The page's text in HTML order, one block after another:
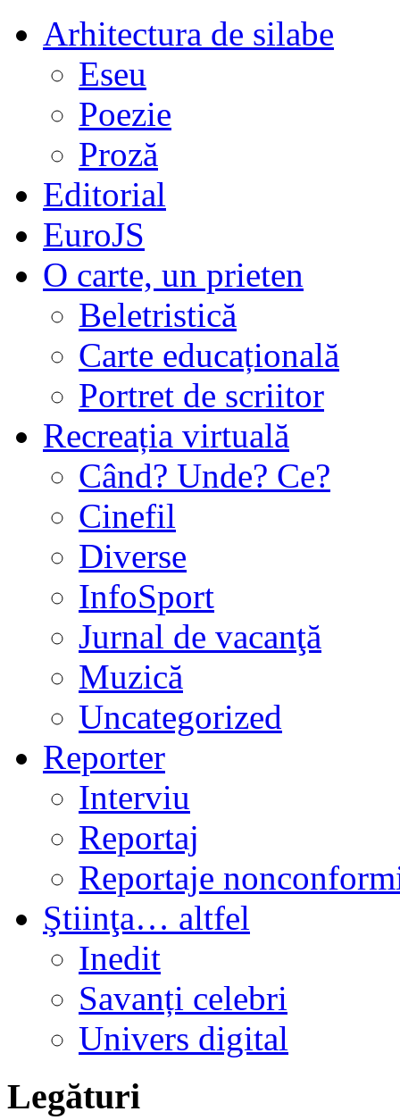
Arhitectura de silabe
Eseu
Poezie
Proză
Editorial
EuroJS
O carte, un prieten
Beletristică
Carte educațională
Portret de scriitor
Recreația virtuală
Când? Unde? Ce?
Cinefil
Diverse
InfoSport
Jurnal de vacanţă
Muzică
Uncategorized
Reporter
Interviu
Reportaj
Reportaje
Ştiinţa… altfel
Inedit
Savanți celebri
Univers digital
Legături